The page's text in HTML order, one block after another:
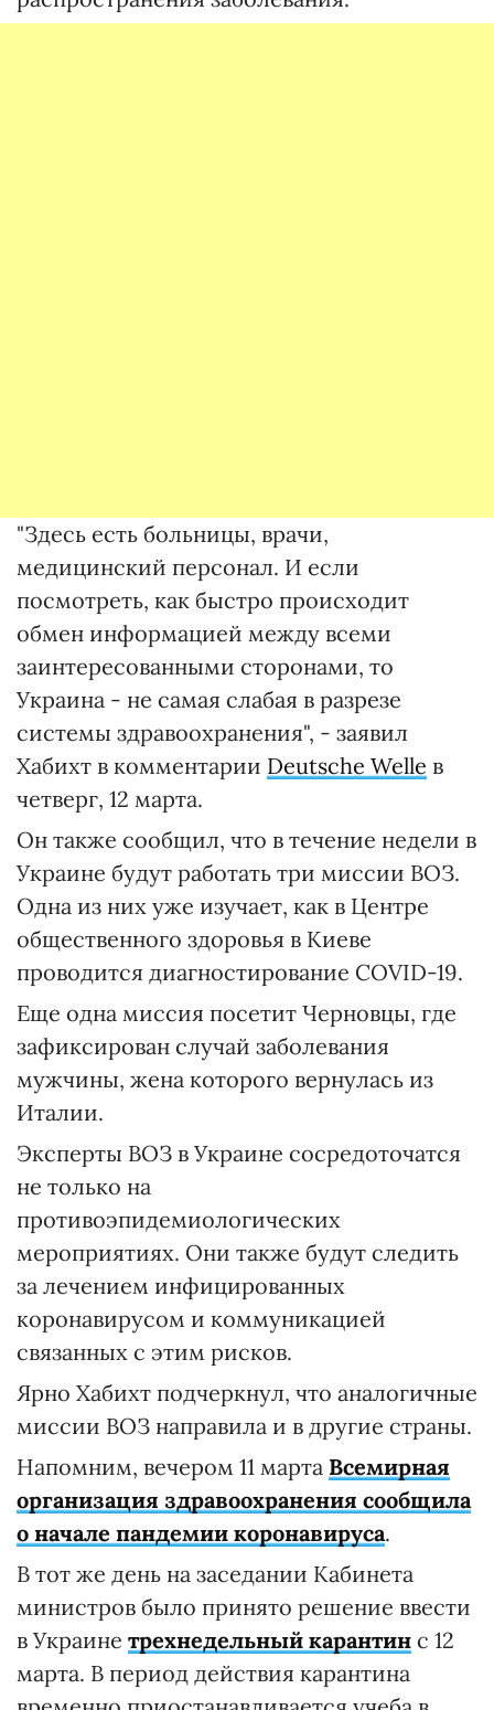
"Здесь есть больницы, врачи,
медицинский персонал. И если
посмотреть, как быстро происходит
обмен информацией между всеми
заинтересованными сторонами, то
Украина - не самая слабая в разрезе
системы здравоохранения", - заявил
Хабихт в комментарии Deutsche Welle в
четверг, 12 марта.
Он также сообщил, что в течение недели в
Украине будут работать три миссии ВОЗ.
Одна из них уже изучает, как в Центре
общественного здоровья в Киеве
проводится диагностирование COVID-19.
Еще одна миссия посетит Черновцы, где
зафиксирован случай заболевания
мужчины, жена которого вернулась из
Италии.
Эксперты ВОЗ в Украине сосредоточатся
не только на
противоэпидемиологических
мероприятиях. Они также будут следить
за лечением инфицированных
коронавирусом и коммуникацией
связанных с этим рисков.
Ярно Хабихт подчеркнул, что аналогичные
миссии ВОЗ направила и в другие страны.
Напомним, вечером 11 марта Всемирная
организация здравоохранения сообщила
о начале пандемии коронавируса.
В тот же день на заседании Кабинета
министров было принято решение ввести
в Украине трехнедельный карантин с 12
марта. В период действия карантина